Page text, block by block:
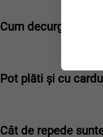
Cum decurge
Pot plăti și cu
Cât de repede